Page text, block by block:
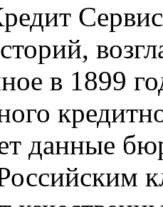
в 1899
данные